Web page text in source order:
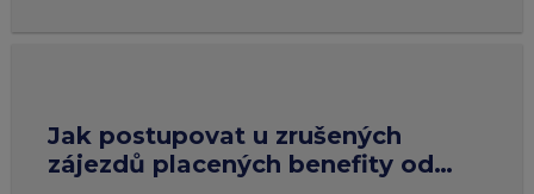
Jak postupovat u zrušených
zájezdů placených benefity od